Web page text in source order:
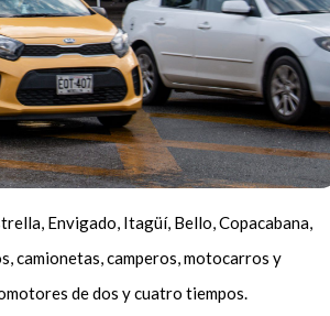
Envigado, Itagüí, Bello, Copacabana,
camionetas, camperos, motocarros y
de dos y cuatro tiempos.